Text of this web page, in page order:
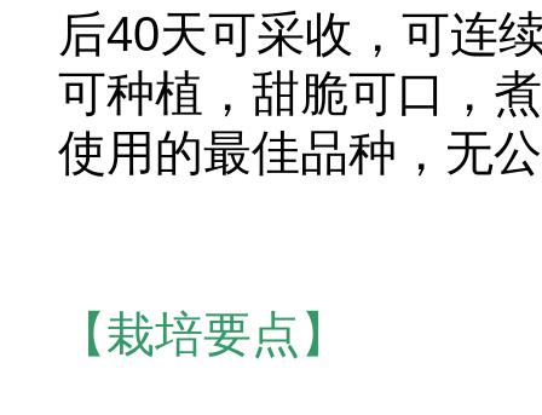
后40天可采收，可连
可种植，甜脆可口，
使用的最佳品种，无
【栽培要点】